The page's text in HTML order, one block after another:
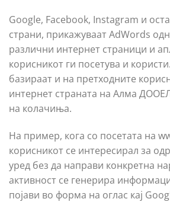
Google, Facebook, Instagram и
страни, прикажуваат АdWords
различни интернет страници и
корисникот ги посетува и
базираат и на претходните
интернет страната на Алма
на колачиња.
На пример, кога со посетата на
корисникот се интересирал за
уред без да направи конкретна
активност се генерира
појави во форма на оглас кај